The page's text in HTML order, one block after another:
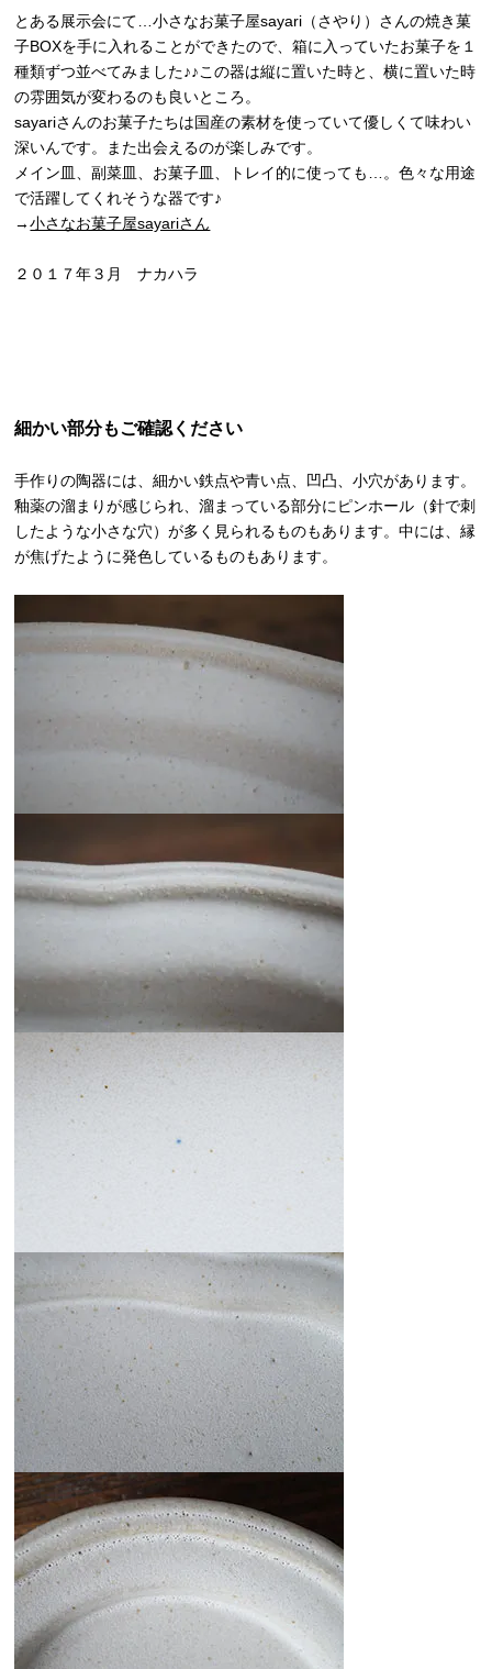
とある展示会にて…小さなお菓子屋sayari（さやり）さんの焼き菓
子BOXを手に入れることができたので、箱に入っていたお菓子を１
種類ずつ並べてみました♪♪この器は縦に置いた時と、横に置いた時
の雰囲気が変わるのも良いところ。
sayariさんのお菓子たちは国産の素材を使っていて優しくて味わい
深いんです。また出会えるのが楽しみです。
メイン皿、副菜皿、お菓子皿、トレイ的に使っても…。色々な用途
で活躍してくれそうな器です♪
→小さなお菓子屋sayariさん
２０１７年３月 ナカハラ
細かい部分もご確認ください
手作りの陶器には、細かい鉄点や青い点、凹凸、小穴があります。
釉薬の溜まりが感じられ、溜まっている部分にピンホール（針で刺
したような小さな穴）が多く見られるものもあります。中には、縁
が焦げたように発色しているものもあります。